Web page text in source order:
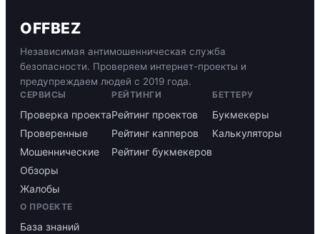
OFFBEZ
Независимая антимошенническая служба
безопасности. Проверяем интернет-проекты и
предупреждаем людей с 2019 года.
СЕРВИСЫ
Проверка проекта
Проверенные
Мошеннические
Обзоры
Жалобы
РЕЙТИНГИ
Рейтинг проектов
Рейтинг капперов
Рейтинг букмекеров
БЕТТЕРУ
Букмекеры
Калькуляторы
О ПРОЕКТЕ
База знаний